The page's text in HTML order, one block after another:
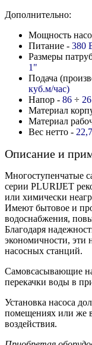
Дополнительно:
Мощность
Питание - 380
Размеры
1"
Подача
куб.м/час)
Напор - 86 ÷ 26
Материал
Материал
Вес нетто -
Описание и
Многоступенчатые
серии PLURIJET
или химически
Имеют бытовое и
водоснабжения,
Благодаря
экономичности, эти
насосных станций.
Самовсасывающие
перекачки воды в
Установка насоса
помещениях или же
воздействия.